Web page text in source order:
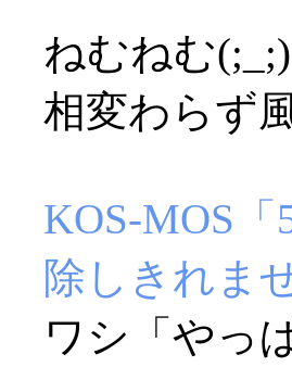
ねむねむ(;_;)
相変わらず
KOS-MOS
除しきれま
ワシ「やっ